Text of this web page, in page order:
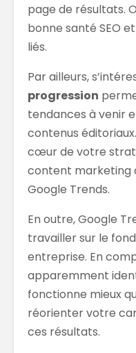
page de résultats.
bonne santé SEO
liés.
Par ailleurs,
progression
tendances à venir
contenus
cœur de votre
content marketing
Google Trends.
En outre, Google
travailler sur le
entreprise. En
apparemment
fonctionne mieux
réorienter votre
ces résultats.